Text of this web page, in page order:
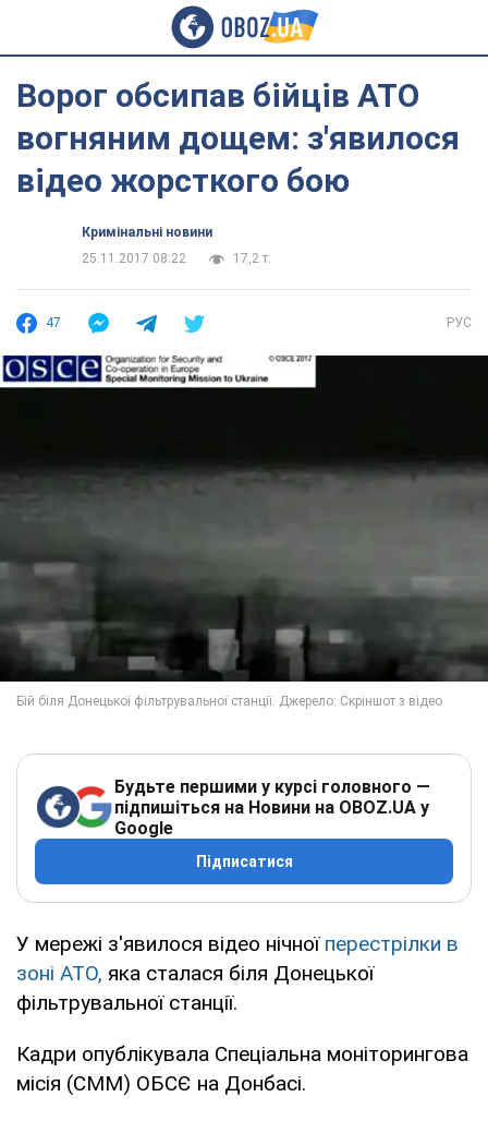
Ворог обсипав бійців АТО
вогняним дощем: з'явилося
відео жорсткого бою
Кримінальні новини
25.11.2017 08:22
17,2 т.
47 РУС
Будьте першими у курсі головного —
підпишіться на Новини на OBOZ.UA у
Google
Підписатися
У мережі з'явилося відео нічної перестрілки в
зоні АТО, яка сталася біля Донецької
фільтрувальної станції.
Кадри опублікувала Спеціальна моніторингова
місія (СММ) ОБСЄ на Донбасі.